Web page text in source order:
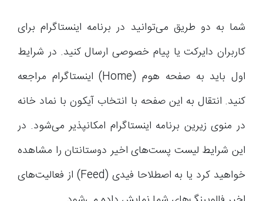
شما به دو طریق می‌توانید در برنامه اینستاگرام برای
کاربران دایرکت یا پیام خصوصی ارسال کنید. در شرایط
اول باید به صفحه هوم (Home) اینستاگرام مراجعه
کنید. انتقال به این صفحه با انتخاب آیکون با نماد خانه
در منوی زیرین برنامه اینستاگرام امکانپذیر می‌شود. در
این شرایط لیست پست‌های اخیر دوستانتان را مشاهده
خواهید کرد یا به اصطلاحا فیدی (Feed) از فعالیت‌های